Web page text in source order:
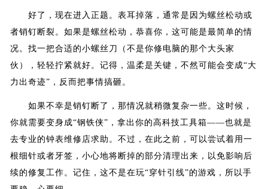
好了，现在进入正题。表耳掉落，通常是因为螺丝松动或
者销钉断裂。如果是螺丝松动，恭喜你，这可能是最简单的情
况。找一把合适的小螺丝刀（不是你修电脑的那个大头家
伙），轻轻拧紧就好。记得，温柔是关键，不然可能会变成“大
力出奇迹”，反而把事情搞砸。
如果不幸是销钉断了，那情况就稍微复杂一些。这时候，
你就需要变身成“钢铁侠”，拿出你的高科技工具箱——也就是
去专业的钟表维修店求助。不过，在此之前，可以尝试着用一
根细针或者牙签，小心地将断掉的部分清理出来，以免影响后
续的修复工作。记住，这不是在玩“穿针引线”的游戏，所以手